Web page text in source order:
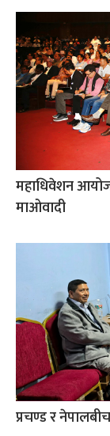
महाधिवेशन
माओवादी
प्रचण्ड र